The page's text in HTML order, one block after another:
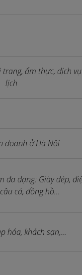
ẩm thực, dịch
lịch
doanh ở Hà Nội
đa dạng: Giày dép,
cá, đồng hồ...
hóa, khách sạn,...